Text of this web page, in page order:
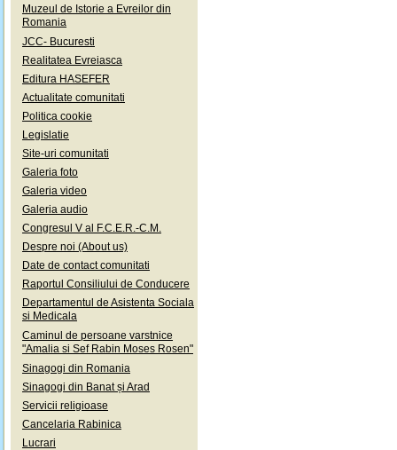
Muzeul de Istorie a Evreilor din
Romania
JCC- Bucuresti
Realitatea Evreiasca
Editura HASEFER
Actualitate comunitati
Politica cookie
Legislatie
Site-uri comunitati
Galeria foto
Galeria video
Galeria audio
Congresul V al F.C.E.R.-C.M.
Despre noi (About us)
Date de contact comunitati
Raportul Consiliului de Conducere
Departamentul de Asistenta Sociala
si Medicala
Caminul de persoane varstnice
"Amalia si Sef Rabin Moses Rosen"
Sinagogi din Romania
Sinagogi din Banat și Arad
Servicii religioase
Cancelaria Rabinica
Lucrari